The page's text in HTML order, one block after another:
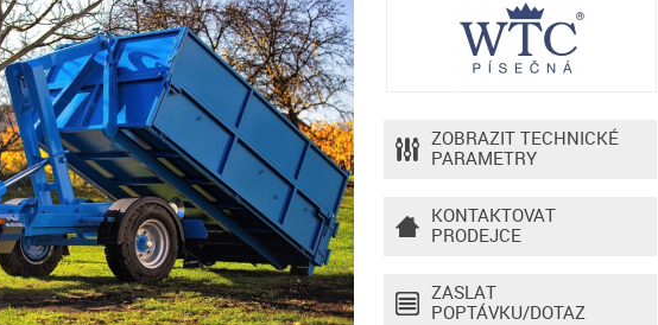
ZOBRAZIT TECHNICKÉ
PARAMETRY
KONTAKTOVAT
PRODEJCE
ZASLAT
POPTÁVKU/DOTAZ